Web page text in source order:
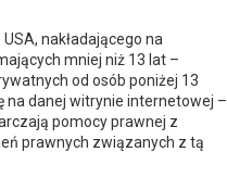
nakładającego na
mniej niż 13 lat –
od osób poniżej 13
na danej witrynie internetowej –
pomocy prawnej z
prawnych związanych z tą